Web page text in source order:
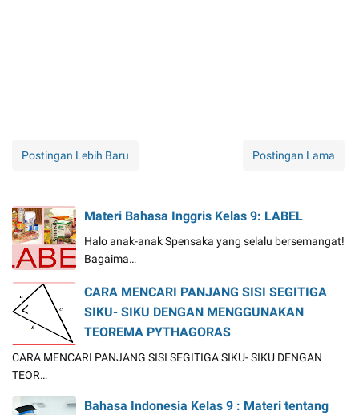
Postingan Lebih Baru Postingan Lama
Materi Bahasa Inggris Kelas 9: LABEL
Halo anak-anak Spensaka yang selalu bersemangat!
Bagaima…
CARA MENCARI PANJANG SISI SEGITIGA
SIKU- SIKU DENGAN MENGGUNAKAN
TEOREMA PYTHAGORAS
CARA MENCARI PANJANG SISI SEGITIGA SIKU- SIKU DENGAN
TEOR…
Bahasa Indonesia Kelas 9 : Materi tentang